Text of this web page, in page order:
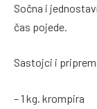
Sočna i
čas pojede.
Sastojci i
– 1 kg. krompira